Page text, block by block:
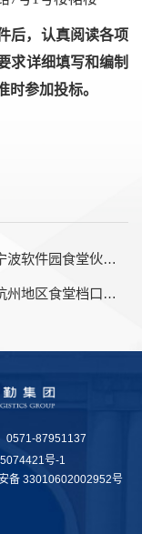
后，认真阅读各项
求详细填写和编制
参加投标。
伙食物资项目采购公告
口辅材项目流标公告
87951137
号-1
备 33010602002952号